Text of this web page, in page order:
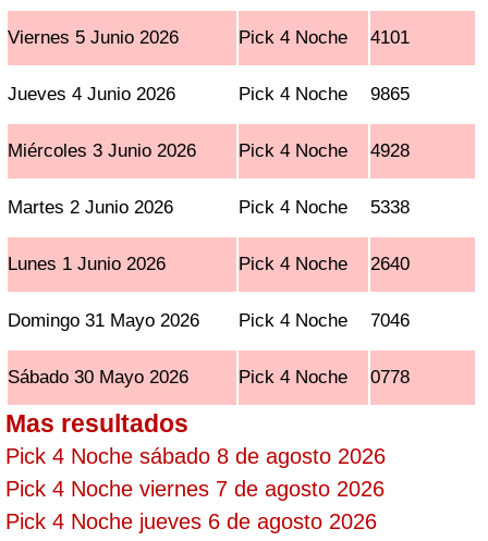
Viernes 5 Junio 2026 Pick 4 Noche 4101
Jueves 4 Junio 2026 Pick 4 Noche 9865
Miércoles 3 Junio 2026 Pick 4 Noche 4928
Martes 2 Junio 2026 Pick 4 Noche 5338
Lunes 1 Junio 2026 Pick 4 Noche 2640
Domingo 31 Mayo 2026 Pick 4 Noche 7046
Sábado 30 Mayo 2026 Pick 4 Noche 0778
Mas resultados
Pick 4 Noche sábado 8 de agosto 2026
Pick 4 Noche viernes 7 de agosto 2026
Pick 4 Noche jueves 6 de agosto 2026